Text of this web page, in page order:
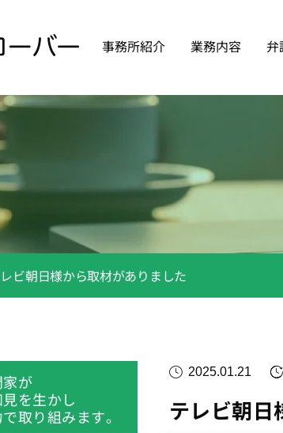
事務所紹介 業務内容 弁
ビ朝日様から取材がありました
2025.01.21
テレビ朝日
が
を生かし
取り組みます。